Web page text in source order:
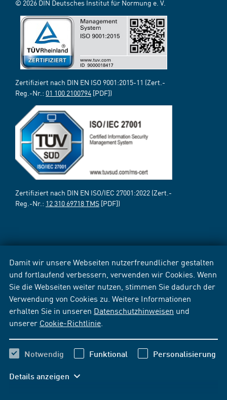
Damit wir unsere Webseiten nutzerfreundlicher gestalten
und fortlaufend verbessern, verwenden wir Cookies. Wenn
Sie die Webseiten weiter nutzen, stimmen Sie dadurch der
Verwendung von Cookies zu. Weitere Informationen
erhalten Sie in unseren Datenschutzhinweisen und
unserer Cookie-Richtlinie
Notwendig Funktional Personalisierung
Details anzeigen
© 2026 DIN Deutsches Institut für Normung e. V.
Zertifiziert nach DIN EN ISO 9001:2015-11 (Zert.-
Reg.-Nr.: 01 100 2100794 [PDF])
Zertifiziert nach DIN EN ISO/IEC 27001:2022 (Zert.-
Reg.-Nr.: 12 310 69718 TMS [PDF])